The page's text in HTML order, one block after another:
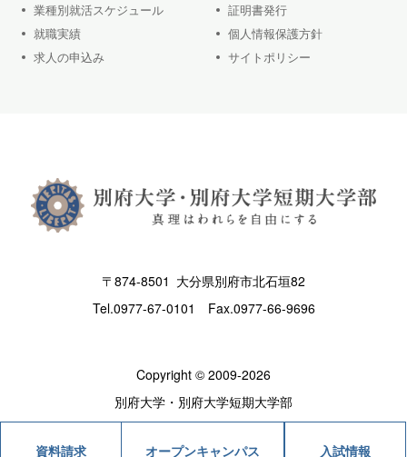
資料請求 オープンキャンパス 入試情報
業種別就活スケジュール
就職実績
求人の申込み
証明書発行
個人情報保護方針
サイトポリシー
〒874-8501 大分県別府市北石垣82
Tel.0977-67-0101 Fax.0977-66-9696
Copyright © 2009-2026
別府大学・別府大学短期大学部